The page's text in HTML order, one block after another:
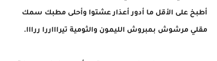
أطبخ على الأقل ما أدور أعذار عشتوا وأحلى مطبك سمك
مقلي مرشوش بمبروش الليمون والثومية تيراااررا ررااا.